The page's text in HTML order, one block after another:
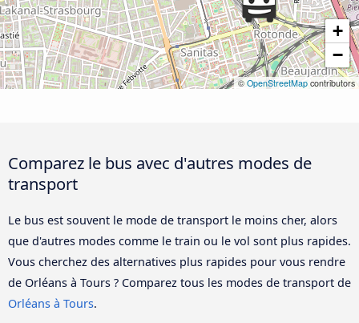
+
−
© OpenStreetMap contributors
Comparez le bus avec d'autres modes de
transport
Le bus est souvent le mode de transport le moins cher, alors
que d'autres modes comme le train ou le vol sont plus rapides.
Vous cherchez des alternatives plus rapides pour vous rendre
de Orléans à Tours ? Comparez tous les modes de transport de
Orléans à Tours.